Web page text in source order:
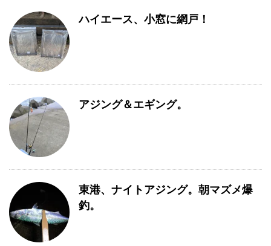
ハイエース、小窓に網戸！
アジング＆エギング。
東港、ナイトアジング。朝マズメ爆
釣。